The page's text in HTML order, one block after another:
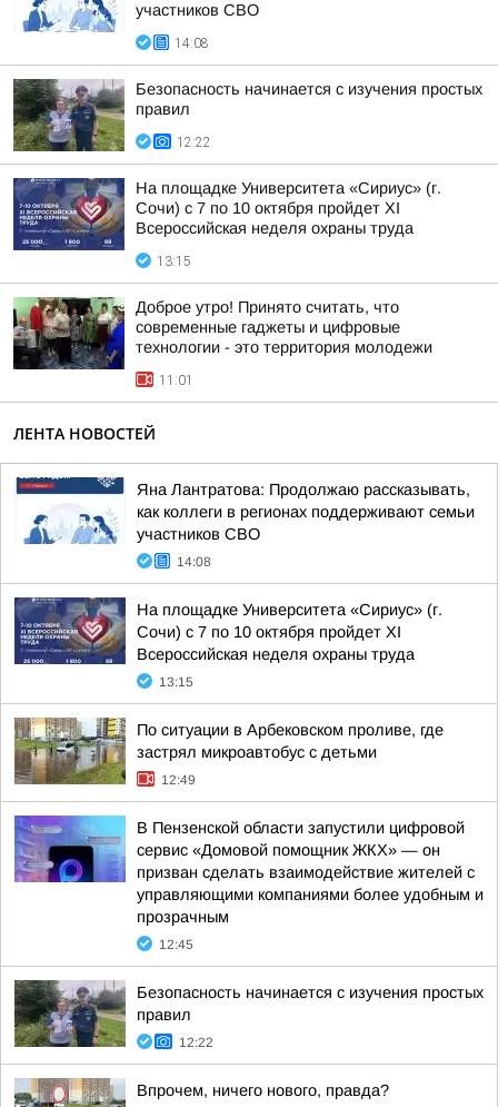
участников СВО
14:08
Безопасность начинается с изучения простых
правил
12:22
На площадке Университета «Сириус» (г.
Сочи) с 7 по 10 октября пройдет XI
Всероссийская неделя охраны труда
13:15
Доброе утро! Принято считать, что
современные гаджеты и цифровые
технологии - это территория молодежи
11:01
ЛЕНТА НОВОСТЕЙ
Яна Лантратова: Продолжаю рассказывать,
как коллеги в регионах поддерживают семьи
участников СВО
14:08
На площадке Университета «Сириус» (г.
Сочи) с 7 по 10 октября пройдет XI
Всероссийская неделя охраны труда
13:15
По ситуации в Арбековском проливе, где
застрял микроавтобус с детьми
12:49
В Пензенской области запустили цифровой
сервис «Домовой помощник ЖКХ» — он
призван сделать взаимодействие жителей с
управляющими компаниями более удобным и
прозрачным
12:45
Безопасность начинается с изучения простых
правил
12:22
Впрочем, ничего нового, правда?